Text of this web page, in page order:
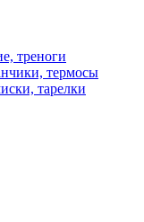
треноги
термосы
тарелки